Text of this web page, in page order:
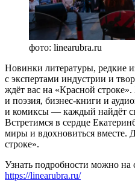
фото: linearubra.ru
Новинки литературы, редкие
с экспертами индустрии и
ждёт вас на «Красной
и поэзия, бизнес-книги и
и комиксы — каждый найдёт
Встретимся в сердце
миры и вдохновиться вместе.
строке».
Узнать подробности можно на
https://linearubra.ru/